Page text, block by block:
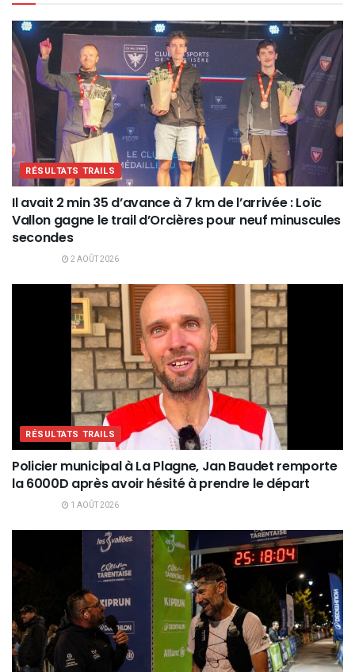
RÉSULTATS TRAILS
Il avait 2 min 35 d’avance à 7 km de l’arrivée : Loïc
Vallon gagne le trail d’Orcières pour neuf minuscules
secondes
2 AOÛT 2026
RÉSULTATS TRAILS
Policier municipal à La Plagne, Jan Baudet remporte
la 6000D après avoir hésité à prendre le départ
1 AOÛT 2026